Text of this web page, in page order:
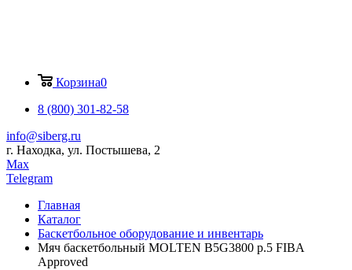
Корзина0
8 (800) 301-82-58
info@siberg.ru
г. Находка, ул. Постышева, 2
Max
Telegram
Главная
Каталог
Баскетбольное оборудование и инвентарь
Мяч баскетбольный MOLTEN B5G3800 р.5 FIBA
Approved